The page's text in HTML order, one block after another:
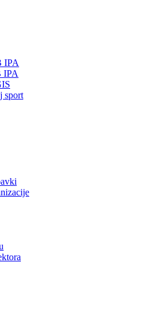
IPA
IPA
sport